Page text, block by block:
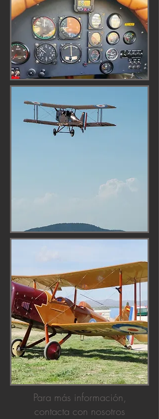
Para más información,
contacta con nosotros